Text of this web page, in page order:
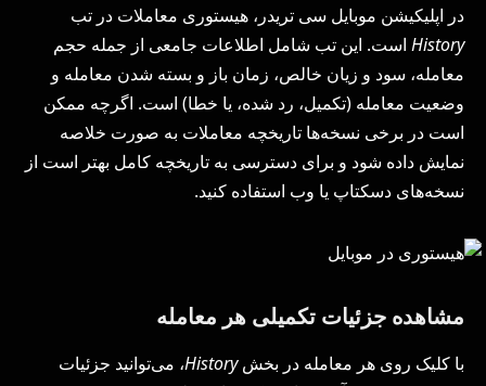
در اپلیکیشن موبایل سی تریدر، هیستوری معاملات در تب
History است. این تب شامل اطلاعات جامعی از جمله حجم
معامله، سود و زیان خالص، زمان باز و بسته شدن معامله و
وضعیت معامله (تکمیل، رد شده، یا خطا) است. اگرچه ممکن
است در برخی نسخه‌ها تاریخچه معاملات به صورت خلاصه
نمایش داده شود و برای دسترسی به تاریخچه کامل بهتر است از
نسخه‌های دسکتاپ یا وب استفاده کنید.
مشاهده جزئیات تکمیلی هر معامله
با کلیک روی هر معامله در بخشHistory، می‌توانید جزئیات